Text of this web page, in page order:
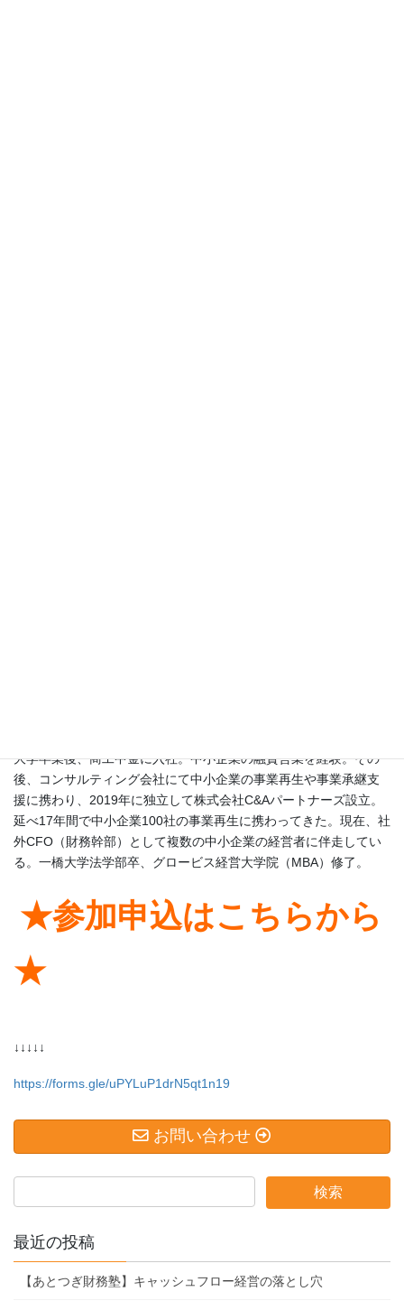
大学卒業後、商工中金に入社。中小企業の融資営業を経験。その
後、コンサルティング会社にて中小企業の事業再生や事業承継支
援に携わり、2019年に独立して株式会社C&Aパートナーズ設立。
延べ17年間で中小企業100社の事業再生に携わってきた。現在、社
外CFO（財務幹部）として複数の中小企業の経営者に伴走してい
る。一橋大学法学部卒、グロービス経営大学院（MBA）修了。
★参加申込はこちらから
★
↓↓↓↓↓
https://forms.gle/uPYLuP1drN5qt1n19
お問い合わせ
最近の投稿
【あとつぎ財務塾】キャッシュフロー経営の落とし穴